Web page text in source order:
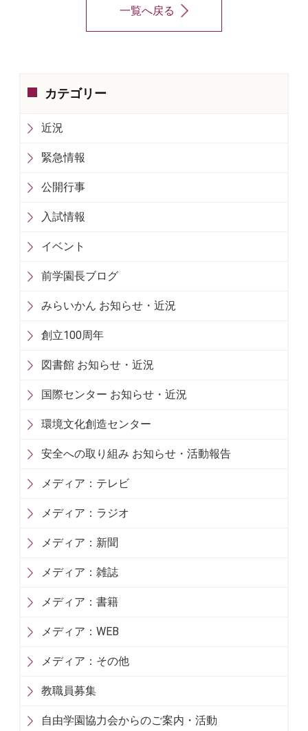
一覧へ戻る
カテゴリー
近況
緊急情報
公開行事
入試情報
イベント
前学園長ブログ
みらいかん お知らせ・近況
創立100周年
図書館 お知らせ・近況
国際センター お知らせ・近況
環境文化創造センター
安全への取り組み お知らせ・活動報告
メディア：テレビ
メディア：ラジオ
メディア：新聞
メディア：雑誌
メディア：書籍
メディア：WEB
メディア：その他
教職員募集
自由学園協力会からのご案内・活動